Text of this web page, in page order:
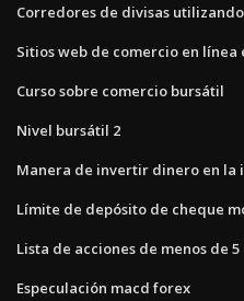
Corredores de divisas
Sitios web de comercio en línea
Curso sobre comercio bursátil
Nivel bursátil 2
Manera de invertir dinero en la
Límite de depósito de cheque
Lista de acciones de menos de
Especulación macd forex